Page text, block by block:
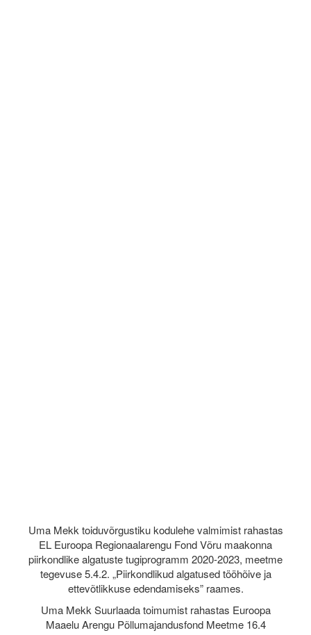
Uma Mekk toiduvõrgustiku kodulehe valmimist rahastas
EL Euroopa Regionaalarengu Fond Võru maakonna
piirkondlike algatuste tugiprogramm 2020-2023, meetme
tegevuse 5.4.2. „Piirkondlikud algatused tööhõive ja
ettevõtlikkuse edendamiseks” raames.
Uma Mekk Suurlaada toimumist rahastas Euroopa
Maaelu Arengu Põllumajandusfond Meetme 16.4